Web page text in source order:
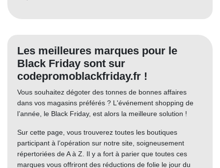
Les meilleures marques pour le
Black Friday sont sur
codepromoblackfriday.fr !
Vous souhaitez dégoter des tonnes de bonnes affaires
dans vos magasins préférés ? L'événement shopping de
l’année, le Black Friday, est alors la meilleure solution !
Sur cette page, vous trouverez toutes les boutiques
participant à l’opération sur notre site, soigneusement
répertoriées de A à Z. Il y a fort à parier que toutes ces
marques vous offriront des réductions de folie le jour du